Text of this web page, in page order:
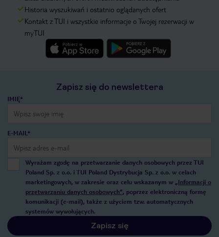
Historia wyszukiwań i ostatnio oglądanych ofert
Kontakt z TUI i wszystkie informacje o Twojej rezerwacji w
myTUI
Zapisz się do newslettera
IMIĘ*
E-MAIL*
Wyrażam zgodę na przetwarzanie danych osobowych przez TUI
Poland Sp. z o.o. i TUI Poland Dystrybucja Sp. z o.o. w celach
marketingowych, w zakresie oraz celu wskazanym w „Informacji o
przetwarzaniu danych osobowych”, poprzez elektroniczną formę
komunikacji (e-mail), także z użyciem tzw. automatycznych
systemów wywołujących.
Zapisz się